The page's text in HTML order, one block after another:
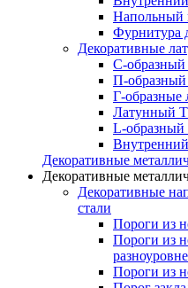
Напольный
Фурнитура
Декоративные
C-
П-образный
Г-образные
Латунный
L-образный
Декоративные
Декоративные
Декоративные
стали
Пороги из
Пороги из
Пороги из